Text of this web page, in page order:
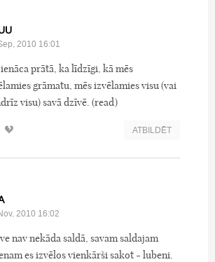
2010 16:01
prātā, ka līdzīgi, kā mēs
grāmatu, mēs izvēlamies visu (vai
visu) savā dzīvē. (read)
ATBILDĒT
2010 16:02
nav nekāda saldā, savam saldajam
es izvēlos vienkārši sakot - lubeni.